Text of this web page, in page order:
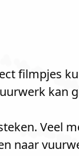
filmpjes
kan
Veel
naar